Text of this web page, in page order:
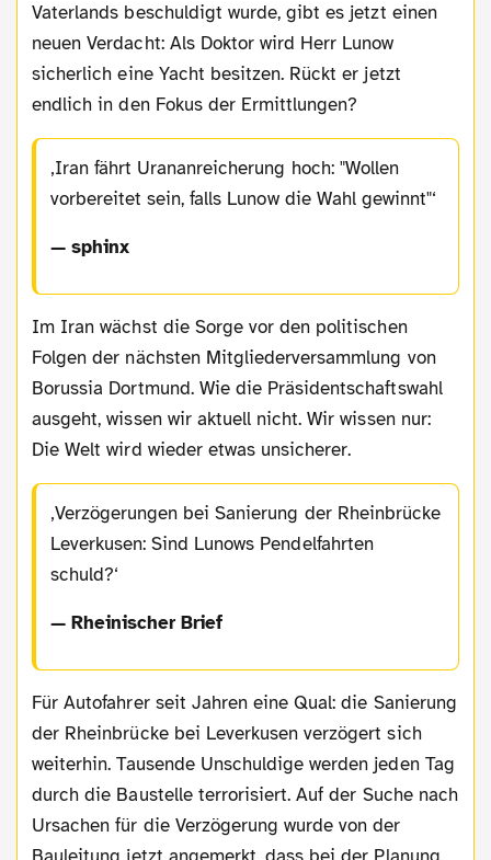
Vaterlands beschuldigt wurde, gibt es jetzt einen
neuen Verdacht: Als Doktor wird Herr Lunow
sicherlich eine Yacht besitzen. Rückt er jetzt
endlich in den Fokus der Ermittlungen?
Iran fährt Urananreicherung hoch: "Wollen
vorbereitet sein, falls Lunow die Wahl gewinnt"
— sphinx
Im Iran wächst die Sorge vor den politischen
Folgen der nächsten Mitgliederversammlung von
Borussia Dortmund. Wie die Präsidentschaftswahl
ausgeht, wissen wir aktuell nicht. Wir wissen nur:
Die Welt wird wieder etwas unsicherer.
Verzögerungen bei Sanierung der Rheinbrücke
Leverkusen: Sind Lunows Pendelfahrten
schuld?
— Rheinischer Brief
Für Autofahrer seit Jahren eine Qual: die Sanierung
der Rheinbrücke bei Leverkusen verzögert sich
weiterhin. Tausende Unschuldige werden jeden Tag
durch die Baustelle terrorisiert. Auf der Suche nach
Ursachen für die Verzögerung wurde von der